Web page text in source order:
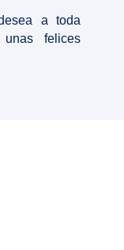
a toda
unas felices